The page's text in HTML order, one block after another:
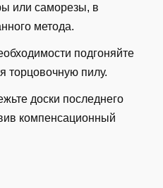
или саморезы, в
метода.
подгоняйте
торцовочную пилу.
доски последнего
компенсационный